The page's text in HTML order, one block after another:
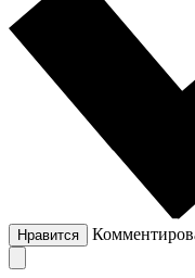
Нравится